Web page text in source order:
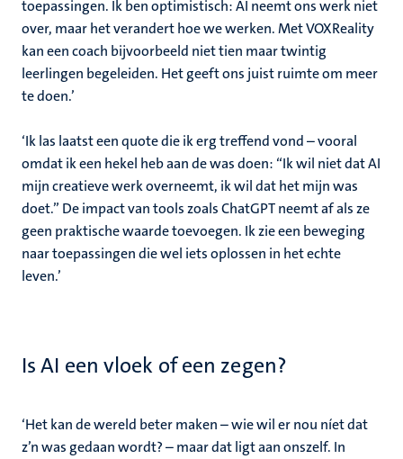
toepassingen. Ik ben optimistisch: AI neemt ons werk niet
over, maar het verandert hoe we werken. Met VOXReality
kan een coach bijvoorbeeld niet tien maar twintig
leerlingen begeleiden. Het geeft ons juist ruimte om meer
te doen.’
‘Ik las laatst een quote die ik erg treffend vond – vooral
omdat ik een hekel heb aan de was doen: “Ik wil niet dat AI
mijn creatieve werk overneemt, ik wil dat het mijn was
doet.” De impact van tools zoals ChatGPT neemt af als ze
geen praktische waarde toevoegen. Ik zie een beweging
naar toepassingen die wel iets oplossen in het echte
leven.’
Is AI een vloek of een zegen?
‘Het kan de wereld beter maken – wie wil er nou níet dat
z’n was gedaan wordt? – maar dat ligt aan onszelf. In